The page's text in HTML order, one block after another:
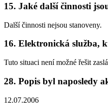
15. Jaké další činnosti
Další činnosti nejsou stanoveny.
16. Elektronická služba,
Tuto situaci není možné řešit
28. Popis byl naposledy
12.07.2006